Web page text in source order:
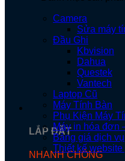
LẮP ĐẶT
NHANH CHÓNG
Camera
Sửa máy
Đầu Ghi
Kbvision
Dahua
Questek
Vantech
Laptop Cũ
Máy Tính Bàn
Phụ Kiện Máy
Máy in hóa đơn
Bảng giá dịch vụ
Thiết kế website